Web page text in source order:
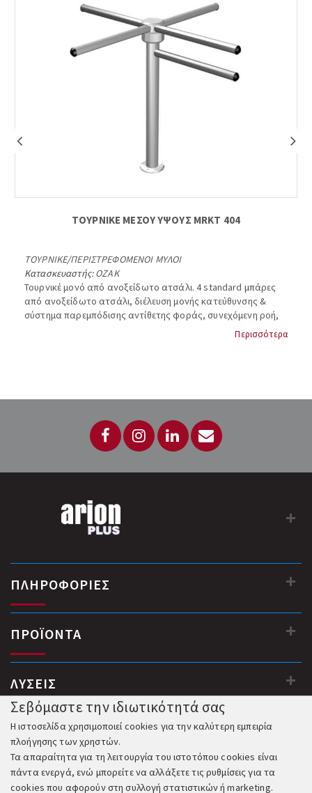
ΤΟΥΡΝΙΚΕ ΜΕΣΟΥ ΥΨΟΥΣ MRKT 404
ΤΟΥΡΝΙΚΕ/ΠΕΡΙΣΤΡΕΦΟΜΕΝΟΙ ΜΥΛΟΙ
Κατασκευαστής:OZAK
Τουρνικέ μονό από ανοξείδωτο ατσάλι. 4 standard μπάρες
από ανοξείδωτο ατσάλι, διέλευση μονής κατεύθυνσης &
σύστημα παρεμπόδισης αντίθετης φοράς, συνεχόμενη ροή,
χειροκίνητη λειτουργία, μηχανικό σύστημα κλειδώματος,
διαστάσεις 1100x1100x817 mm, βάρος: 15 kg. OZAK, MRKT-
Περισσότερα
ΠΛΗΡΟΦΟΡΙΕΣ
ΠΡΟΪΟΝΤΑ
ΛΥΣΕΙΣ
Σεβόμαστε την ιδιωτικότητά σας
Η ιστοσελίδα χρησιμοποιεί cookies για την καλύτερη εμπειρία
πλοήγησης των χρηστών.
Τα απαραίτητα για τη λειτουργία του ιστοτόπου cookies είναι
πάντα ενεργά, ενώ μπορείτε να αλλάξετε τις ρυθμίσεις για τα
cookies που αφορούν στη συλλογή στατιστικών ή marketing.